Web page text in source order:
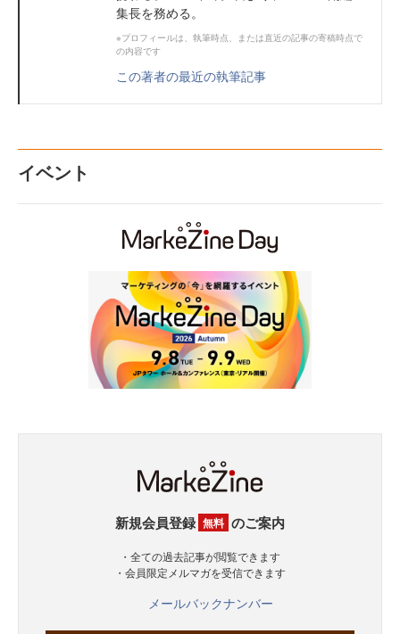
集長を務める。
※プロフィールは、執筆時点、または直近の記事の寄稿時点で
の内容です
この著者の最近の執筆記事
イベント
新規会員登録 無料 のご案内
・全ての過去記事が閲覧できます
・会員限定メルマガを受信できます
メールバックナンバー